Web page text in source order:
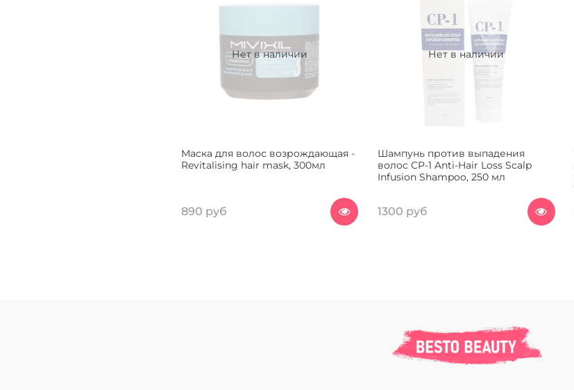
Нет в наличии
Маска для волос возрождающая -
Revitalising hair mask, 300мл
890 руб
Нет в наличии
Шампунь против выпадения
волос CP-1 Anti-Hair Loss Scalp
Infusion Shampoo, 250 мл
1300 руб